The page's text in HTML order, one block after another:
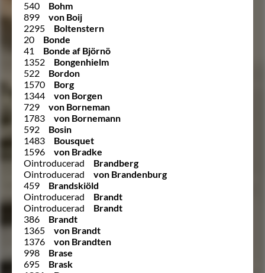
540
Bohm
899
von Boij
2295
Boltenstern
20
Bonde
41
Bonde af Björnö
1352
Bongenhielm
522
Bordon
1570
Borg
1344
von Borgen
729
von Borneman
1783
von Bornemann
592
Bosin
1483
Bousquet
1596
von Bradke
Ointroducerad
Brandberg
Ointroducerad
von Brandenburg
459
Brandskiöld
Ointroducerad
Brandt
Ointroducerad
Brandt
386
Brandt
1365
von Brandt
1376
von Brandten
998
Brase
695
Brask